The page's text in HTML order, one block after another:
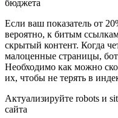
Если ваш показатель от
вероятно, к битым
скрытый контент. Когда
малоценные страницы,
Необходимо как можно
их, чтобы не терять в
Актуализируйте robots и
сайта